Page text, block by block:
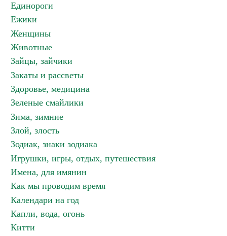
Единороги
Ежики
Женщины
Животные
Зайцы, зайчики
Закаты и рассветы
Здоровье, медицина
Зеленые смайлики
Зима, зимние
Злой, злость
Зодиак, знаки зодиака
Игрушки, игры, отдых, путешествия
Имена, для имянин
Как мы проводим время
Календари на год
Капли, вода, огонь
Китти